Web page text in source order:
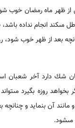
از ظهر ماه رمضان خوب
مى‏كند انجام نداده
بعد از ظهر خوب شود،
انسان شك دارد آخر
بخواهد روزه بگيرد
مانند آن بنمايد و
مى‏شود.